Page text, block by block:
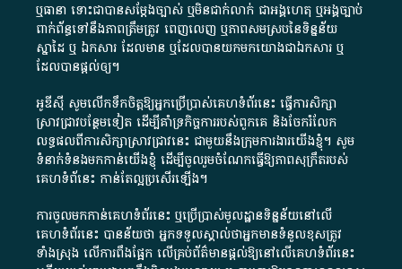
ឬ​ធានា​ ទោះជា​បាន​សម្តែង​ច្បាស់​ ឬ​មិន​ជាក់លាក់​ ជា​អង្គហេតុ​ ឬ​អង្គច្បាប់​
ពាក់ព័ន្ធ​ទៅ​នឹង​ភាព​ត្រឹមត្រូវ​ ពេញលេញ​ ឬ​ភាព​សម​ស្រប​នៃ​ទិន្នន័យ​
ស្នាដៃ​ ឬ​ ឯកសារ​ ដែល​មាន​ ឬ​ដែល​បាន​យក​មក​យោង​ជា​ឯកសារ​ ឬ​
ដែល​បាន​ផ្តល់​ឲ្យ​។
អូឌីស៊ី សូមលើកទឹកចិត្តឱ្យអ្នកប្រើប្រាស់គេហទំព័រនេះ ធ្វើការសិក្សា
ស្រាវជ្រាវបន្ថែមទៀត ដើម្បីគាំទ្រកិច្ចការ​របស់ពួកគេ និងចែករំលែក
លទ្ធផលពីការសិក្សាស្រាវជ្រាវនេះ ជាមួយនឹងក្រុមការងារយើងខ្ញុំ។ សូម
ទំនាក់ទំនងមកកាន់យើងខ្ញុំ ដើម្បីចូលរួមចំណែកធ្វើឱ្យភាពសុក្រឹតរបស់
គេហទំព័នេះ កាន់តែល្អប្រសើរឡើង។
ការចូលមកកាន់គេហទំព័រនេះ ឬប្រើប្រាស់មូលដ្ឋានទិន្នន័យនៅលើ
គេហទំព័រនេះ បានន័យថា អ្នកទទួលស្គាល់ថាអ្នកមានទំនួលខុសត្រូវ
ទាំងស្រុង លើការពឹងផ្អែក លើគ្រប់ព័ត៌មានផ្តល់ឱ្យនៅលើគេហទំព័រនេះ